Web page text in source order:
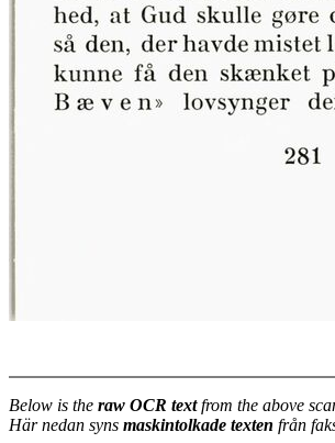
Below is the raw OCR textfrom the above
Här nedan syns maskintolkade texten från